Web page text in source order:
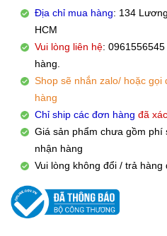
Địa chỉ mua hàng: 134
HCM
Vui lòng liên hệ:
hàng.
Shop sẽ nhắn zalo/ hoặc gọi
hàng
Chỉ ship các đơn hàng đã
Giá sản phẩm chưa gồm phí
nhận hàng
Vui lòng không đổi / trả hàng